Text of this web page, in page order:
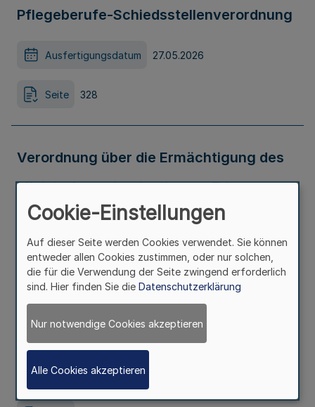
Pflegeberufe-Schiedsstellenverordnung
Ausfertigungsdatum 27.05.2026
Seite 328
Verordnung über die Ermächtigung des
Ministeriums der Justiz zum Erlass von
Rechtsverordnungen zur Erprobung des
zivilgerichtlichen Online-Verfahrens
(Erprobungsverordnung
zivilgerichtliches Online-Verfahren -
ErpVO-ZOV)
Ausfertigungsdatum
Cookie-Einstellungen
Auf dieser Seite werden Cookies verwendet. Sie können
entweder allen Cookies zustimmen, oder nur solchen,
die für die Verwendung der Seite zwingend erforderlich
sind. Hier finden Sie die Datenschutzerklärung
Nur notwendige Cookies akzeptieren
Alle Cookies akzeptieren